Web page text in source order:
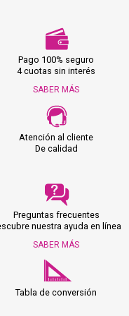
Pago 100% seguro
4 cuotas sin interés
SABER MÁS
Atención al cliente
De calidad
Preguntas frecuentes
nuestra ayuda en línea
SABER MÁS
Tabla de conversión